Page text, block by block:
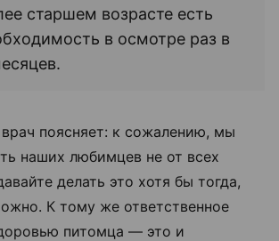
старшем возрасте есть
в осмотре раз в
поясняет: к сожалению, мы
наших любимцев не от всех
делать это хотя бы тогда,
К тому же ответственное
питомца — это и